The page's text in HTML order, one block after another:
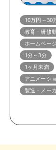
10万円～30
教育・研修
ホームペー
1分～3分
1ヶ月未満
アニメーシ
製造・メー